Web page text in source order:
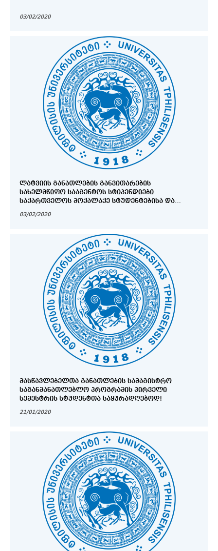
03/02/2020
ᲚᲐᲢᲕᲘᲘᲡ ᲒᲐᲜᲐᲗᲚᲔᲑᲘᲡ ᲒᲐᲜᲕᲘᲗᲐᲠᲔᲑᲘᲡ
ᲡᲐᲮᲔᲚᲛᲬᲘᲤᲝ ᲡᲐᲐᲒᲔᲜᲢᲝᲡ ᲡᲢᲘᲞᲔᲜᲓᲘᲔᲑᲘ
ᲡᲐᲥᲐᲠᲗᲕᲔᲚᲝᲡ ᲛᲝᲥᲐᲚᲐᲥᲔ ᲡᲢᲣᲓᲔᲜᲢᲔᲑᲘᲡᲐ ᲓᲐ
03/02/2020
ᲛᲐᲡᲬᲐᲕᲚᲔᲑᲔᲚᲗᲐ ᲒᲐᲜᲐᲗᲚᲔᲑᲘᲡ ᲡᲐᲛᲐᲒᲘᲡᲢᲠᲝ
ᲡᲐᲒᲐᲜᲛᲐᲜᲐᲗᲚᲔᲑᲚᲝ ᲞᲠᲝᲒᲠᲐᲛᲘᲡ ᲞᲘᲠᲕᲔᲚᲘ
ᲡᲔᲛᲔᲡᲢᲠᲘᲡ ᲡᲢᲣᲓᲔᲜᲢᲗᲐ ᲡᲐᲧᲣᲠᲐᲓᲦᲔᲑᲝᲓ!
21/01/2020